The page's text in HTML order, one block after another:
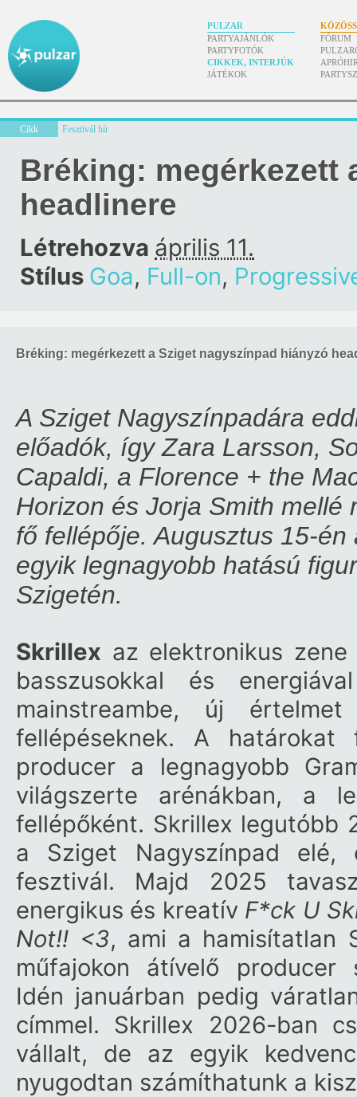
PULZAR
PARTYAJÁNLÓK
PARTYFOTÓK
CIKKEK, INTERJÚK
JÁTÉKOK
FÓRUM
Cikk Fesztivál hír
Bréking: megérkezett
headlinere
Létrehozva április 11.
Stílus Goa, Full-on,
Bréking: megérkezett a Sziget nagyszínpad hiányzó
A Sziget Nagyszínpadára
előadók, így Zara Larsson,
Capaldi, a Florence + the
Horizon és Jorja Smith mellé
fő fellépője. Augusztus 15-
egyik legnagyobb hatású
Szigetén.
Skrillex az elektronikus
basszusokkal és
mainstreambe, új
fellépéseknek. A határokat
producer a legnagyobb
világszerte arénákban, a
fellépőként. Skrillex legutóbb
a Sziget Nagyszínpad
fesztivál. Majd 2025
energikus és kreatív F*ck U
Not!! <3, ami a hamisítatlan
műfajokon átívelő producer
Idén januárban pedig
címmel. Skrillex 2026-ban
vállalt, de az egyik
nyugodtan számíthatunk a